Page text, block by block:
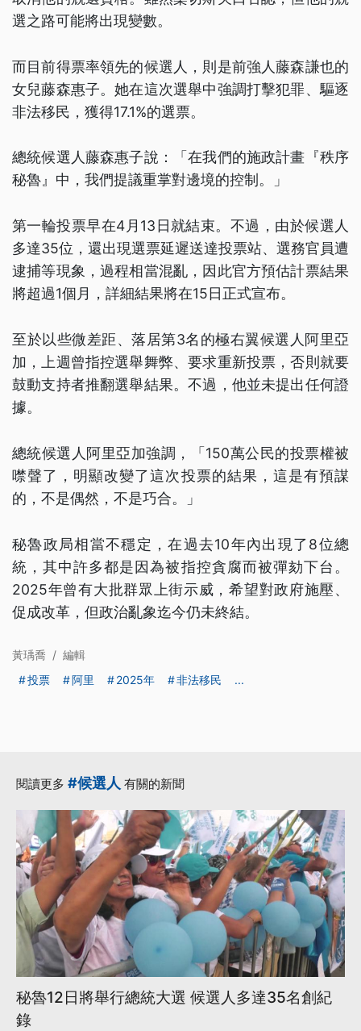
選之路可能將出現變數。
而目前得票率領先的候選人，則是前強人藤森謙也的
女兒藤森惠子。她在這次選舉中強調打擊犯罪、驅逐
非法移民，獲得17.1%的選票。
總統候選人藤森惠子說：「在我們的施政計畫『秩序
秘魯』中，我們提議重掌對邊境的控制。」
第一輪投票早在4月13日就結束。不過，由於候選人
多達35位，還出現選票延遲送達投票站、選務官員遭
逮捕等現象，過程相當混亂，因此官方預估計票結果
將超過1個月，詳細結果將在15日正式宣布。
至於以些微差距、落居第3名的極右翼候選人阿里亞
加，上週曾指控選舉舞弊、要求重新投票，否則就要
鼓動支持者推翻選舉結果。不過，他並未提出任何證
據。
總統候選人阿里亞加強調，「150萬公民的投票權被
噤聲了，明顯改變了這次投票的結果，這是有預謀
的，不是偶然，不是巧合。」
秘魯政局相當不穩定，在過去10年內出現了8位總
統，其中許多都是因為被指控貪腐而被彈劾下台。
2025年曾有大批群眾上街示威，希望對政府施壓、
促成改革，但政治亂象迄今仍未終結。
黃瑀喬 / 編輯
投票
阿里 2025年 非法移民 ...
閱讀更多 #候選人 有關的新聞
秘魯12日將舉行總統大選 候選人多達35名創紀
錄